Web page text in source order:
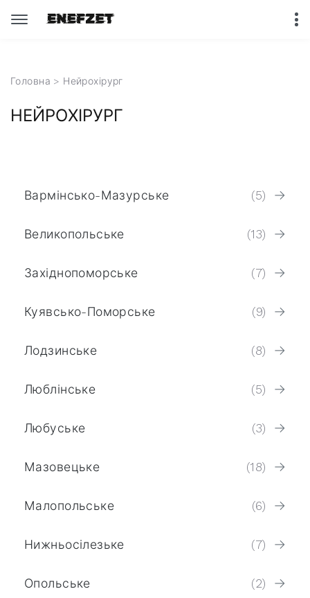
Головна > Нейрохірург
НЕЙРОХІРУРГ
Вармінсько-Мазурське (5)
Великопольське (13)
Західнопоморське (7)
Куявсько-Поморське (9)
Лодзинське (8)
Люблінське (5)
Любуське (3)
Мазовецьке (18)
Малопольське (6)
Нижньосілезьке (7)
Опольське (2)